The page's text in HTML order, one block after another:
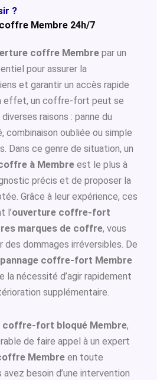
?
Membre 24h/7
coffre Membre par un
pour assurer la
et garantir un accès rapide
effet, un coffre-fort peut se
raisons : panne du
combinaison oubliée ou simple
Dans ce genre de situation, un
à Membre est le plus à
précis et de proposer la
Grâce à leur expérience, ces
l’ouverture coffre-fort
marques de coffre, vous
des dommages irréversibles. De
coffre-fort Membre
la nécessité d’agir rapidement
supplémentaire.
coffre-fort bloqué Membre,
de faire appel à un expert
Membre en toute
besoin d’une intervention